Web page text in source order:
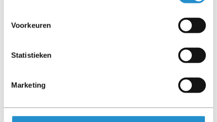
Voorkeuren
Statistieken
Marketing
SYSTEM BOARDS TAPE DRIVES